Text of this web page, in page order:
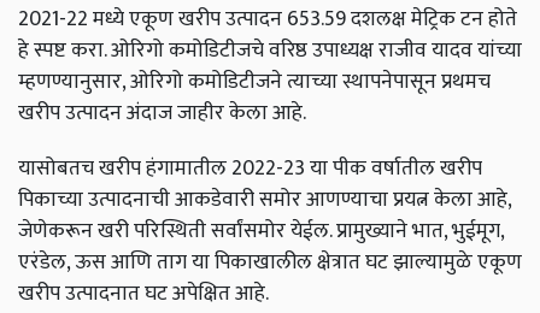
2021-22 मध्ये एकूण खरीप उत्पादन 653.59 दशलक्ष मेट्रिक टन होते
हे स्पष्ट करा. ओरिगो कमोडिटीजचे वरिष्ठ उपाध्यक्ष राजीव यादव यांच्या
म्हणण्यानुसार, ओरिगो कमोडिटीजने त्याच्या स्थापनेपासून प्रथमच
खरीप उत्पादन अंदाज जाहीर केला आहे.
यासोबतच खरीप हंगामातील 2022-23 या पीक वर्षातील खरीप
पिकाच्या उत्पादनाची आकडेवारी समोर आणण्याचा प्रयत्न केला आहे,
जेणेकरून खरी परिस्थिती सर्वांसमोर येईल. प्रामुख्याने भात, भुईमूग,
एरंडेल, ऊस आणि ताग या पिकाखालील क्षेत्रात घट झाल्यामुळे एकूण
खरीप उत्पादनात घट अपेक्षित आहे.